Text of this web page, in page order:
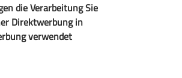
die Verarbeitung Sie
Direktwerbung in
verwendet